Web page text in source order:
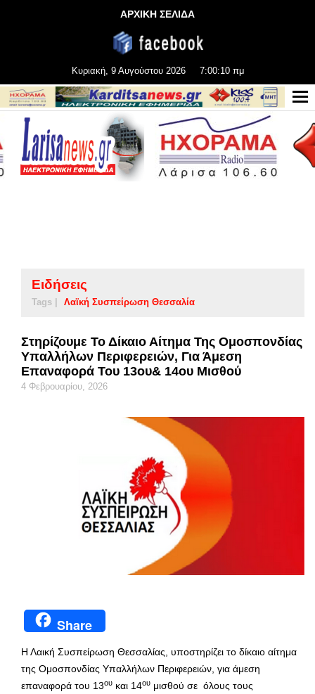
ΑΡΧΙΚΗ ΣΕΛΙΔΑ
Κυριακή, 9 Αυγούστου 2026 7:00:11 πμ
Ειδήσεις
Tags | Λαϊκή Συσπείρωση Θεσσαλία
Στηρίζουμε Το Δίκαιο Αίτημα Της Ομοσπονδίας
Υπαλλήλων Περιφερειών, Για Άμεση
Επαναφορά Του 13ου& 14ου Μισθού
4 Φεβρουαρίου, 2026
Share
Η Λαική Συσπείρωση Θεσσαλίας, υποστηρίζει το δίκαιο αίτημα
της Ομοσπονδίας Υπαλλήλων Περιφερειών, για άμεση
επαναφορά του 13ου και 14ου μισθού σε όλους τους